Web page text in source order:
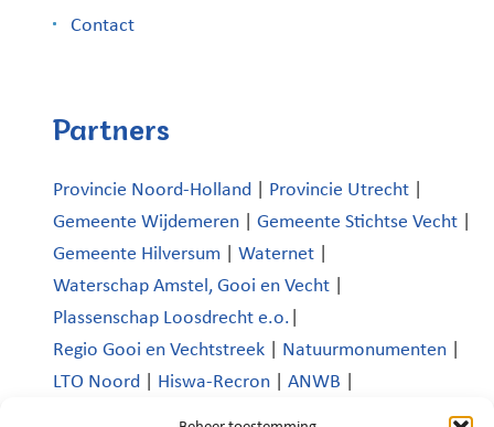
Contact
Partners
Provincie Noord-Holland Provincie Utrecht
Gemeente Wijdemeren
Gemeente Stichtse Vecht
Gemeente Hilversum
Waternet
Waterschap Amstel, Gooi en Vecht
Plassenschap Loosdrecht e.o.
Regio Gooi en Vechtstreek
Natuurmonumenten
LTO Noord
Hiswa-Recron ANWB